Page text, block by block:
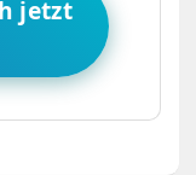
jetzt